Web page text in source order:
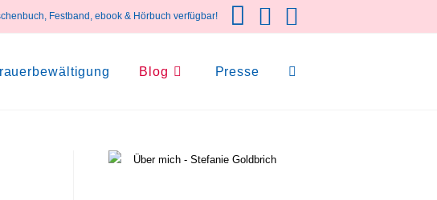
Festband, ebook & Hörbuch verfügbar!
Blog Presse Website-